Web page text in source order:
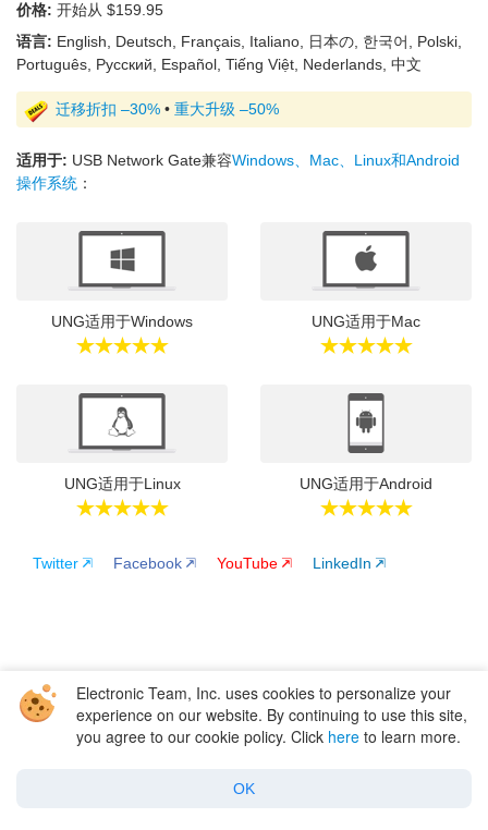
Electronic Team, Inc. uses cookies to personalize your
experience on our website. By continuing to use this site,
you agree to our cookie policy. Click here to learn more.
OK
价格: 开始从 $159.95
语言: English, Deutsch, Français, Italiano, 日本の, 한국어, Polski,
Português, Русский, Español, Tiếng Việt, Nederlands, 中文
迁移折扣 –30% • 重大升级 –50%
适用于: USB Network Gate兼容Windows、Mac、Linux和Android
操作系统 ：
UNG适用于Windows UNG适用于Mac
UNG适用于Linux UNG适用于Android
Twitter Facebook YouTube LinkedIn
Eltima USB Network Gate / Access Webcam Remotely